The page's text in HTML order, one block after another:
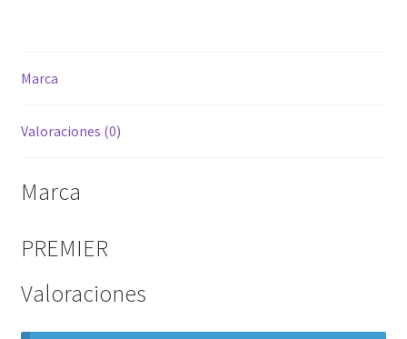
Marca
Valoraciones (0)
Marca
PREMIER
Valoraciones